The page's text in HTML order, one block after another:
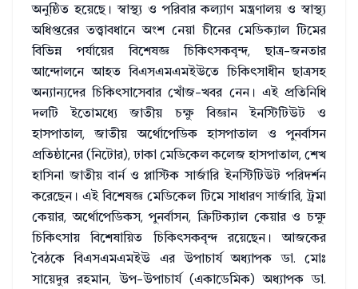
অনুষ্ঠিত হয়েছে। স্বাস্থ্য ও পরিবার কল্যাণ মন্ত্রণালয় ও স্বাস্থ্য
অধিপ্তরের তত্ত্বাবধানে অংশ নেয়া চীনের মেডিক্যাল টিমের
বিভিন্ন পর্যায়ের বিশেষজ্ঞ চিকিৎসকবৃন্দ, ছাত্র-জনতার
আন্দোলনে আহত বিএসএমএমইউতে চিকিৎসাধীন ছাত্রসহ
অন্যান্যদের চিকিৎসাসেবার খোঁজ-খবর নেন। এই প্রতিনিধি
দলটি ইতোমধ্যে জাতীয় চক্ষু বিজ্ঞান ইনস্টিটিউট ও
হাসপাতাল, জাতীয় অর্থোপেডিক হাসপাতাল ও পুনর্বাসন
প্রতিষ্ঠানের (নিটোর), ঢাকা মেডিকেল কলেজ হাসপাতাল, শেখ
হাসিনা জাতীয় বার্ন ও প্লাস্টিক সার্জারি ইনস্টিটিউট পরিদর্শন
করেছেন। এই বিশেষজ্ঞ মেডিকেল টিমে সাধারণ সার্জারি, ট্রমা
কেয়ার, অর্থোপেডিকস, পুনর্বাসন, ক্রিটিক্যাল কেয়ার ও চক্ষু
চিকিৎসায় বিশেষায়িত চিকিৎসকবৃন্দ রয়েছেন। আজকের
বৈঠকে বিএসএমএমইউ এর উপাচার্য অধ্যাপক ডা. মোঃ
সায়েদুর রহমান, উপ-উপাচার্য (একাডেমিক) অধ্যাপক ডা.